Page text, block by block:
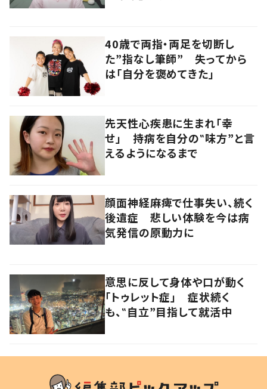
40歳で両指・両足を切断し
た”指なし筆師” 失ってから
は「自分を褒めてきた」
先天性心疾患に生まれ「幸
せ」 持病を自分の‟味方”と言
えるようになるまで
顔面神経麻痺で仕事失い、続く
後遺症 悲しい体験を今は病
気発信の原動力に
意思に反して身体や口が動く
「トゥレット症」 症状続く
も、‟自立”目指して就活中